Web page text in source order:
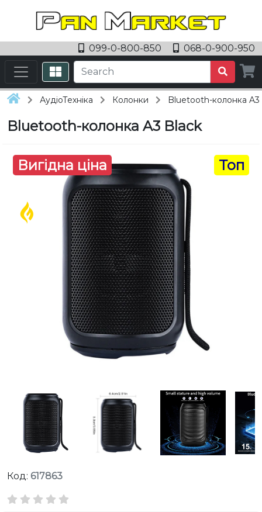
099-0-800-850 068-0-900-950
АудіоТехніка Колонки Bluetooth-колонка A3
Bluetooth-колонка A3 Black
Вигідна ціна Топ
Код: 617863